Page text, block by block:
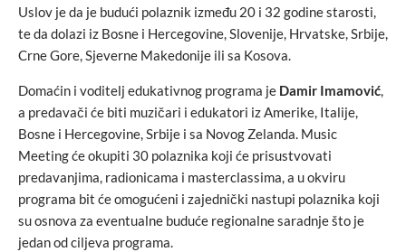
Uslov je da je budući polaznik između 20 i 32 godine starosti,
te da dolazi iz Bosne i Hercegovine, Slovenije, Hrvatske, Srbije,
Crne Gore, Sjeverne Makedonije ili sa Kosova.
Domaćin i voditelj edukativnog programa je Damir Imamović,
a predavači će biti muzičari i edukatori iz Amerike, Italije,
Bosne i Hercegovine, Srbije i sa Novog Zelanda. Music
Meeting će okupiti 30 polaznika koji će prisustvovati
predavanjima, radionicama i masterclassima, a u okviru
programa bit će omogućeni i zajednički nastupi polaznika koji
su osnova za eventualne buduće regionalne saradnje što je
jedan od ciljeva programa.